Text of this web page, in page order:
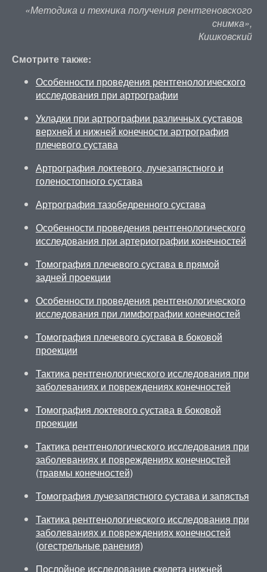
«Методика и техника получения рентгеновского
снимка»,
Кишковский
Смотрите также:
Особенности проведения рентгенологического
исследования при артрографии
Укладки при артрографии различных суставов
верхней и нижней конечности артрография
плечевого сустава
Артрография локтевого, лучезапястного и
голеностопного сустава
Артрография тазобедренного сустава
Особенности проведения рентгенологического
исследования при артериографии конечностей
Томография плечевого сустава в прямой
задней проекции
Особенности проведения рентгенологического
исследования при лимфографии конечностей
Томография плечевого сустава в боковой
проекции
Тактика рентгенологического исследования при
заболеваниях и повреждениях конечностей
Томография локтевого сустава в боковой
проекции
Тактика рентгенологического исследования при
заболеваниях и повреждениях конечностей
(травмы конечностей)
Томография лучезапястного сустава и запястья
Тактика рентгенологического исследования при
заболеваниях и повреждениях конечностей
(огестрельные ранения)
Послойное исследование скелета нижней